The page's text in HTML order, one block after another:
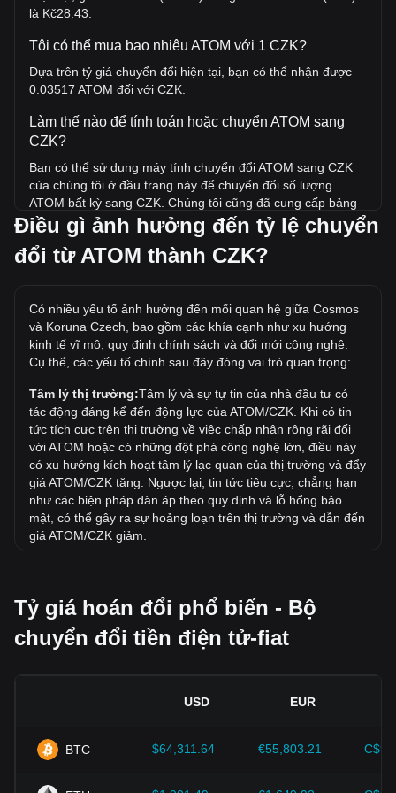
là Kč28.43.
Tôi có thể mua bao nhiêu ATOM với 1 CZK?
Dựa trên tỷ giá chuyển đổi hiện tại, bạn có thể nhận được
0.03517 ATOM đối với CZK.
Làm thế nào để tính toán hoặc chuyển ATOM sang
CZK?
Bạn có thể sử dụng máy tính chuyển đổi ATOM sang CZK
của chúng tôi ở đầu trang này để chuyển đổi số lượng
ATOM bất kỳ sang CZK. Chúng tôi cũng đã cung cấp bảng
tham khảo nhanh cho các giao dịch chuyển đổi phổ biến. Ví
dụ: 5 CZK tương đương 0.1759 ATOM, trong khi 5 ATOM sẽ
có giá khoảng 142.15CZK.
nhiêu?
Giá ATH của 1 ATOM tính theo CZK là Kč940.43. Vẫn còn
phải xem liệu giá của 1 ATOM/CZK có vượt mức cao nhất
mọi thời đại hiện tại hay không.
Xu hướng giá của tính theo CZK như thế nào?
Trong 7 ngày qua, tỷ giá chuyển đổi Cosmos (ATOM) đã
tăng 9.78%. Trong tháng trước, tỷ giá chuyển đổi Cosmos
(ATOM) đã giảm 13.77% so với Koruna Czech (CZK).
Điều gì ảnh hưởng đến tỷ lệ chuyển
đổi từ ATOM thành CZK?
Có nhiều yếu tố ảnh hưởng đến mối quan hệ giữa Cosmos
và Koruna Czech, bao gồm các khía cạnh như xu hướng
kinh tế vĩ mô, quy định chính sách và đổi mới công nghệ.
Cụ thể, các yếu tố chính sau đây đóng vai trò quan trọng:
Tâm lý thị trường:Tâm lý và sự tự tin của nhà đầu tư có
tác động đáng kể đến động lực của ATOM/CZK. Khi có tin
tức tích cực trên thị trường về việc chấp nhận rộng rãi đối
với ATOM hoặc có những đột phá công nghệ lớn, điều này
có xu hướng kích hoạt tâm lý lạc quan của thị trường và đẩy
giá ATOM/CZK tăng. Ngược lại, tin tức tiêu cực, chẳng hạn
như các biện pháp đàn áp theo quy định và lỗ hổng bảo
mật, có thể gây ra sự hoảng loạn trên thị trường và dẫn đến
giá ATOM/CZK giảm.
chấp nhận chúng, từ đó quyết định giá trị của chúng so với
các loại tiền tệ truyền thống như USD. Các quy định rõ ràng
và có tính hỗ trợ có thể tăng cường niềm tin của nhà đầu tư
Các chỉ số kinh tế:
Các yếu tố kinh tế vĩ mô ở quốc gia
phát hành tiền fiat, như tỷ lệ lạm phát, lãi suất và các chỉ số
Tỷ giá hoán đổi phổ biến - Bộ
chuyển đổi tiền điện tử-fiat
USD EUR
BTC $64,311.64 €55,803.21